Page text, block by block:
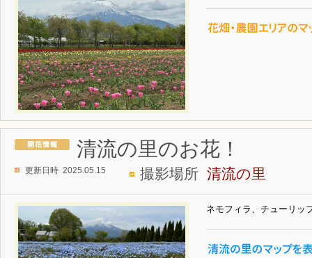
清流の里のお花！
更新日時 2025.05.15 撮影場所 清流の里
ネモフィラ、チューリッ